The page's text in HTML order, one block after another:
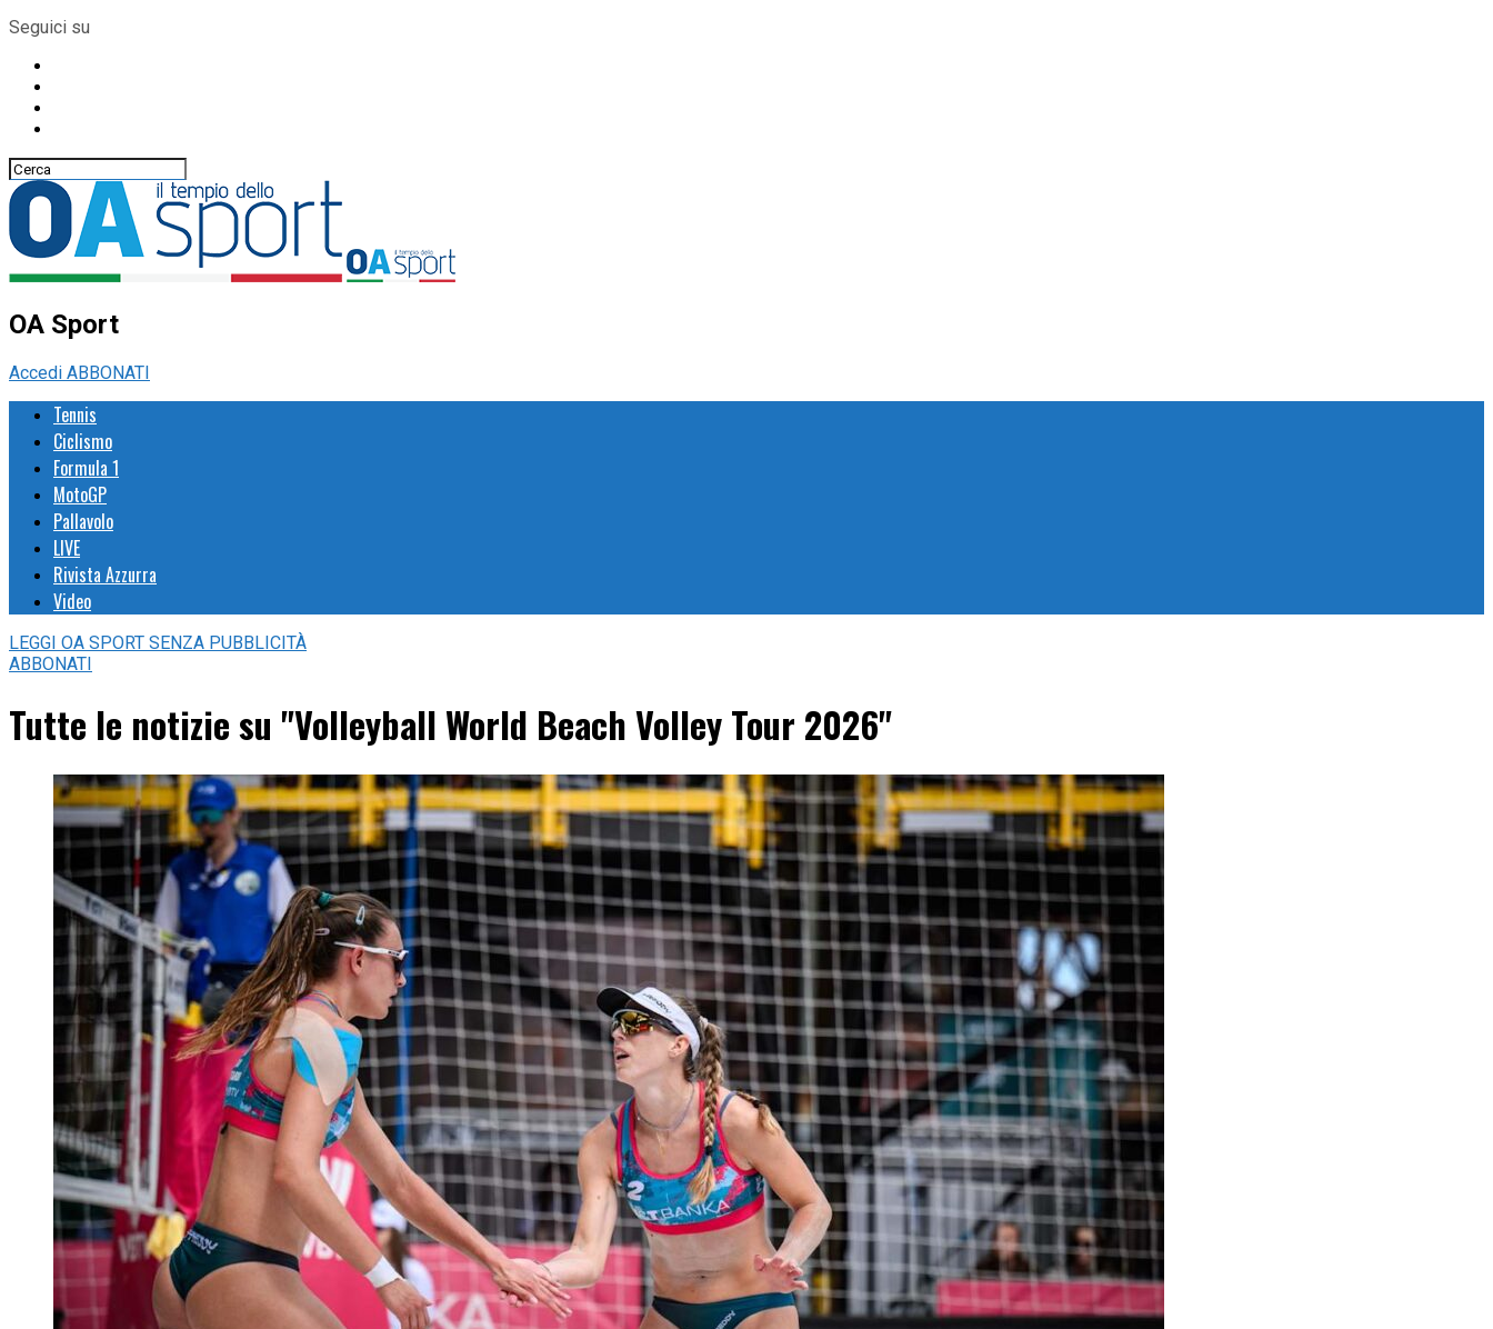
Seguici su
OA Sport
Accedi ABBONATI
Tennis
Ciclismo
Formula 1
MotoGP
Pallavolo
LIVE
Rivista Azzurra
Video
LEGGI OA SPORT SENZA PUBBLICITÀ
ABBONATI
Tutte le notizie su "Volleyball World Beach Volley Tour 2026"